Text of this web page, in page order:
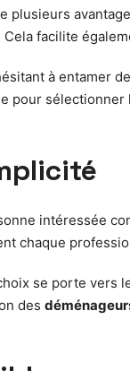
plusieurs
facilite
à entamer
pour sélectionner
intéressée
chaque
se porte vers
des